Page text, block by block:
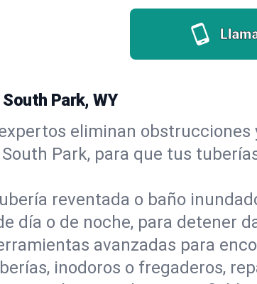
Park, WY
eliminan
Park, para que tus
reventada o baño
día o de noche, para detener
avanzadas para
inodoros o fregaderos,